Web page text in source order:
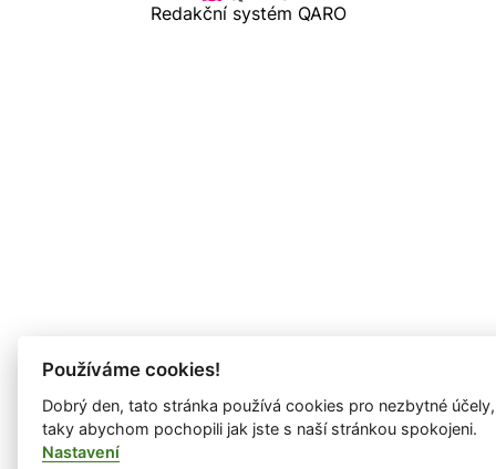
Redakční systém QARO
Používáme cookies!
Dobrý den, tato stránka používá cookies pro nezbytné
taky abychom pochopili jak jste s naší stránkou spokojeni.
Nastavení